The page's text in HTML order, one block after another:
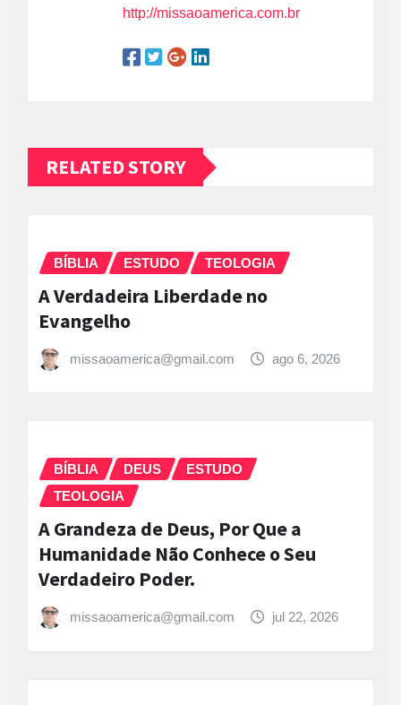
http://missaoamerica.com.br
RELATED STORY
BÍBLIA ESTUDO TEOLOGIA
A Verdadeira Liberdade no
Evangelho
missaoamerica@gmail.com ago 6, 2026
BÍBLIA DEUS
ESTUDO
TEOLOGIA
A Grandeza de Deus, Por Que a
Humanidade Não Conhece o Seu
Verdadeiro Poder.
missaoamerica@gmail.com jul 22, 2026